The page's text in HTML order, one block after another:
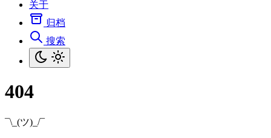
关于
归档
搜索
404
¯\_(ツ)_/¯